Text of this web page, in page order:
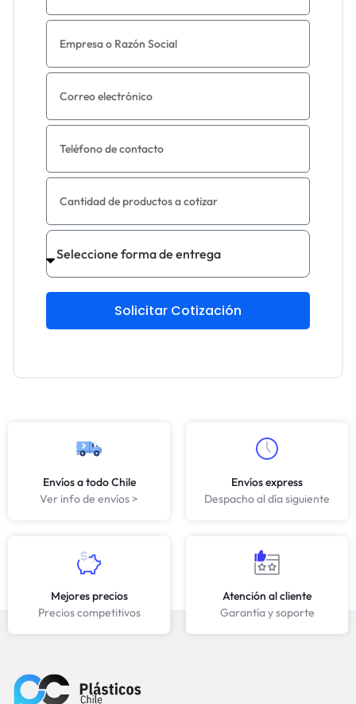
Solicitar Cotización
Envíos a todo Chile
Ver info de envíos >
Envíos express
Despacho al día siguiente
Mejores precios
Precios competitivos
Atención al cliente
Garantía y soporte